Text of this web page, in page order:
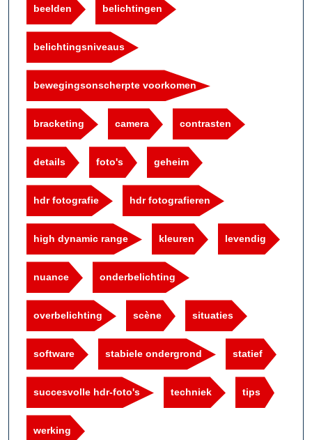
beelden belichtingen
belichtingsniveaus
bewegingsonscherpte voorkomen
bracketing camera contrasten
details foto's geheim
hdr fotografie hdr fotografieren
high dynamic range kleuren levendig
nuance onderbelichting
overbelichting scène situaties
software stabiele ondergrond statief
succesvolle hdr-foto's techniek tips
werking